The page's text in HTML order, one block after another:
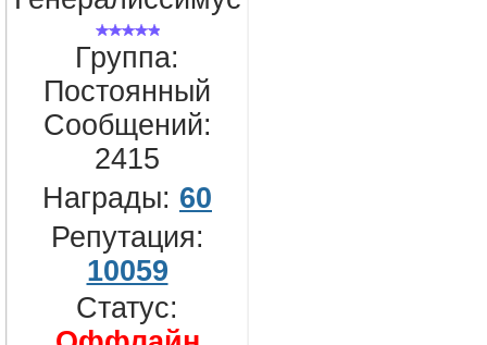
Группа:
Постоянный
Сообщений:
2415
Награды: 60
Репутация:
10059
Статус: